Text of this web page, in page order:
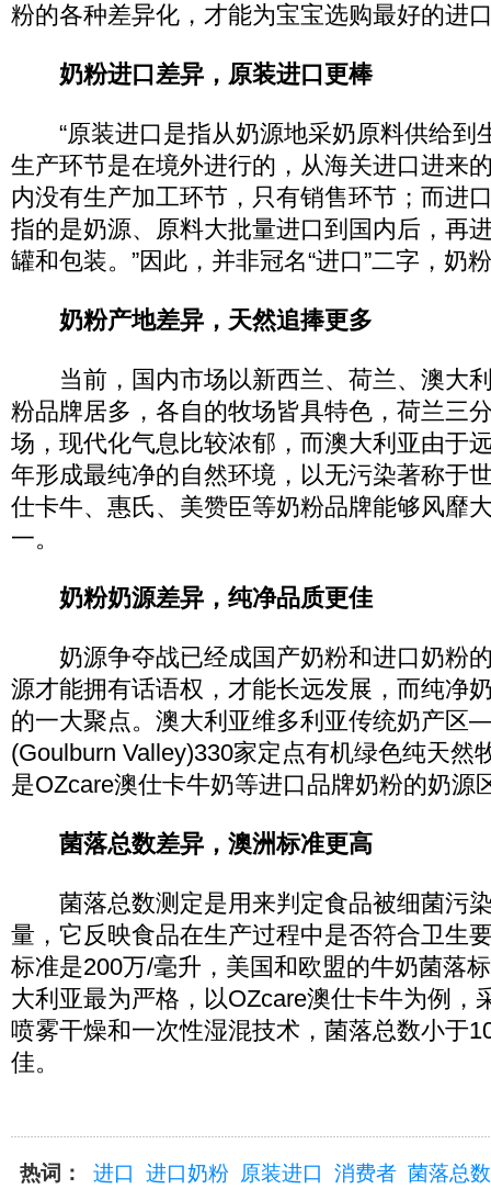
粉的各种差异化，才能为宝宝选购最好的进
奶粉进口差异，原装进口更棒
“原装进口是指从奶源地采奶原料供给到
生产环节是在境外进行的，从海关进口进来
内没有生产加工环节，只有销售环节；而进
指的是奶源、原料大批量进口到国内后，再
罐和包装。”因此，并非冠名“进口”二字，奶
奶粉产地差异，天然追捧更多
当前，国内市场以新西兰、荷兰、澳大
粉品牌居多，各自的牧场皆具特色，荷兰三
场，现代化气息比较浓郁，而澳大利亚由于
年形成最纯净的自然环境，以无污染著称于
仕卡牛、惠氏、美赞臣等奶粉品牌能够风靡
一。
奶粉奶源差异，纯净品质更佳
奶源争夺战已经成国产奶粉和进口奶粉
源才能拥有话语权，才能长远发展，而纯净
的一大聚点。澳大利亚维多利亚传统奶产
(Goulburn Valley)330家定点有机绿色纯天然
是OZcare澳仕卡牛奶等进口品牌奶粉的奶源
菌落总数差异，澳洲标准更高
菌落总数测定是用来判定食品被细菌污
量，它反映食品在生产过程中是否符合卫生
标准是200万/毫升，美国和欧盟的牛奶菌落
大利亚最为严格，以OZcare澳仕卡牛为例，
喷雾干燥和一次性湿混技术，菌落总数小于
佳。
热词： 进口 进口奶粉 原装进口 消费者 菌落总数